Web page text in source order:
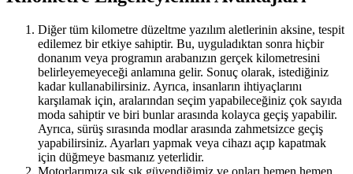
Diğer tüm kilometre düzeltme yazılım aletlerinin aksine, tespit
edilemez bir etkiye sahiptir. Bu, uyguladıktan sonra hiçbir
donanım veya programın arabanızın gerçek kilometresini
belirleyemeyeceği anlamına gelir. Sonuç olarak, istediğiniz
kadar kullanabilirsiniz. Ayrıca, insanların ihtiyaçlarını
karşılamak için, aralarından seçim yapabileceğiniz çok sayıda
moda sahiptir ve biri bunlar arasında kolayca geçiş yapabilir.
Ayrıca, sürüş sırasında modlar arasında zahmetsizce geçiş
yapabilirsiniz. Ayarları yapmak veya cihazı açıp kapatmak
için düğmeye basmanız yeterlidir.
Motorlarımıza sık sık güvendiğimiz ve onları hemen hemen